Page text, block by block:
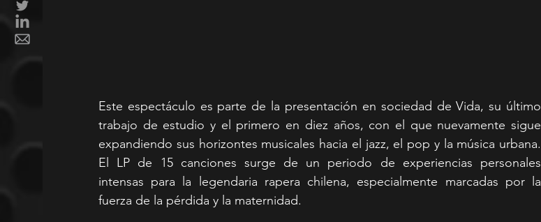
Este espectáculo es parte de la presentación en sociedad de Vida, su último
trabajo de estudio y el primero en diez años, con el que nuevamente sigue
expandiendo sus horizontes musicales hacia el jazz, el pop y la música urbana.
El LP de 15 canciones surge de un periodo de experiencias personales
intensas para la legendaria rapera chilena, especialmente marcadas por la
fuerza de la pérdida y la maternidad.